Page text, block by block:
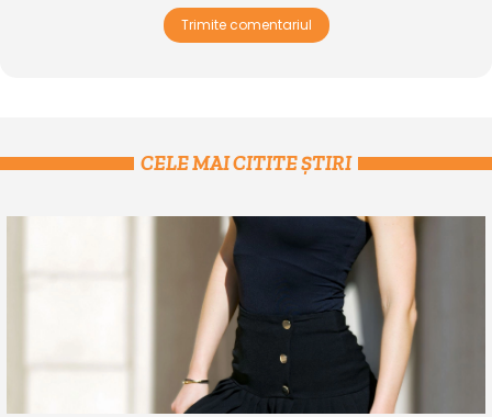
Trimite comentariul
CELE MAI CITITE ȘTIRI